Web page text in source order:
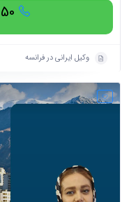
وکیل ایرانی در فرانسه